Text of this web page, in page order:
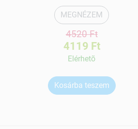
MEGNÉZEM
4520 Ft
4119 Ft
Elérhetõ
Kosárba teszem